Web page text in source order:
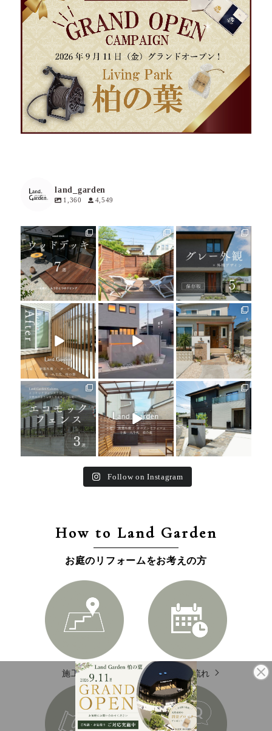
land_garden
1,360 4,549
land_garden
7 0
land_garden
17 0
land_garden
18 0
land_garden
21
land_garden
22 0
land_garden
24 0
land_garden
15 0
land_garden
32 0
land_garden
24 0
Follow on Instagram
How to Land Garden
お庭のリフォームをお考えの方
施工エリア 施工の流れ